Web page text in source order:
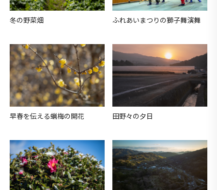
冬の野菜畑 ふれあいまつりの獅子舞演舞
早春を伝える蝋梅の開花 田野々の夕日